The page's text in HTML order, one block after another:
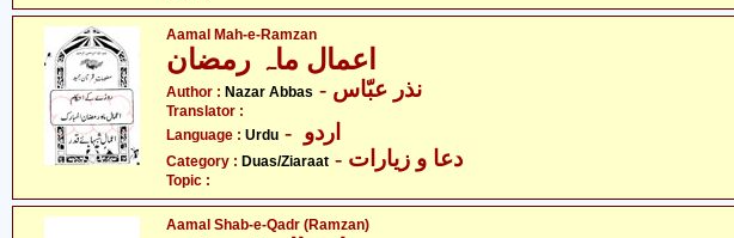
Aamal Mah-e-Ramzan
اعمال ماہ رمضان
Author : Nazar Abbas - نذر عبّاس
Translator :
Language : Urdu
Category : Duas/Ziaraat - دعا و زیارات
Topic :
Aamal Shab-e-Qadr (Ramzan)